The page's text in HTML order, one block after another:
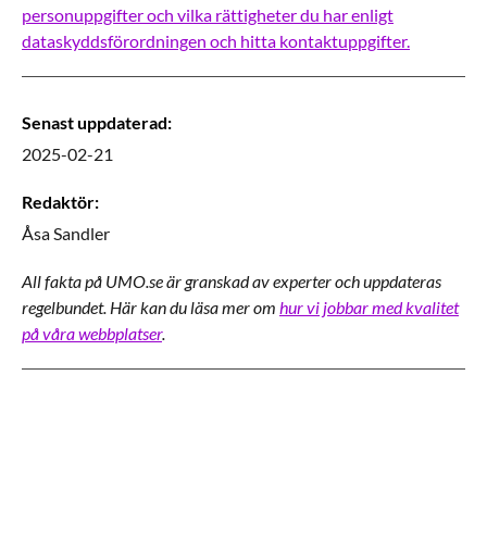
personuppgifter och vilka rättigheter du har enligt
dataskyddsförordningen och hitta kontaktuppgifter.
Senast uppdaterad:
2025-02-21
Redaktör:
ÅsaSandler
All fakta på UMO.se är granskad av experter och uppdateras
regelbundet. Här kan du läsa mer om hur vi jobbar med kvalitet
på våra webbplatser.